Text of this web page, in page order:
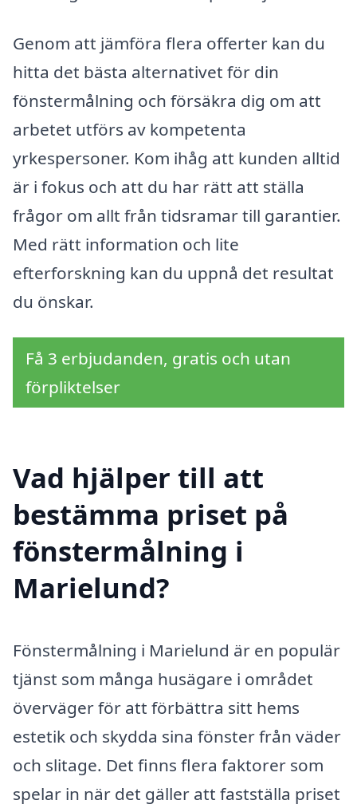
Genom att jämföra flera offerter kan du
hitta det bästa alternativet för din
fönstermålning och försäkra dig om att
arbetet utförs av kompetenta
yrkespersoner. Kom ihåg att kunden alltid
är i fokus och att du har rätt att ställa
frågor om allt från tidsramar till garantier.
Med rätt information och lite
efterforskning kan du uppnå det resultat
du önskar.
Få 3 erbjudanden, gratis och utan
förpliktelser
Vad hjälper till att
bestämma priset på
fönstermålning i
Marielund?
Fönstermålning i Marielund är en populär
tjänst som många husägare i området
överväger för att förbättra sitt hems
estetik och skydda sina fönster från väder
och slitage. Det finns flera faktorer som
spelar in när det gäller att fastställa priset